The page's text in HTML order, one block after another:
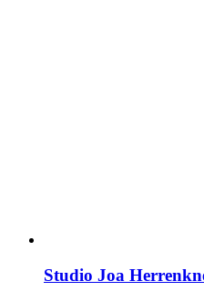
Studio Joa